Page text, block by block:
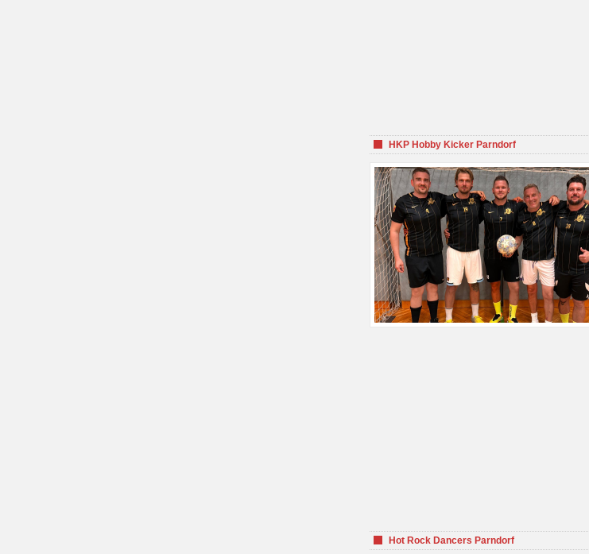
HKP Hobby Kicker Parndorf
Hot Rock Dancers Parndorf